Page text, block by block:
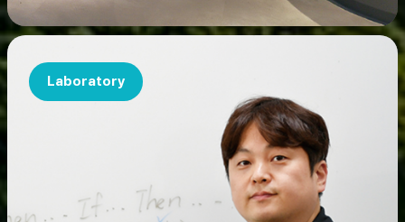
STORE)’라는 이름으로 지난해 11월 문을 열었다.
Laboratory